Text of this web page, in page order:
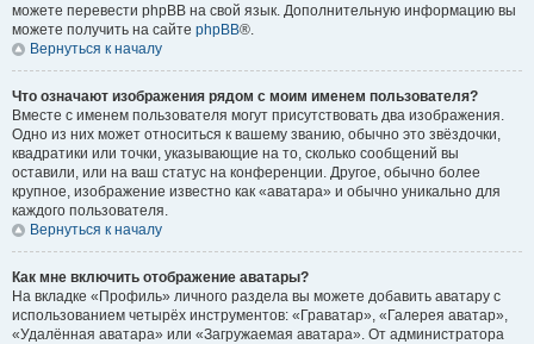
можете перевести phpBB на свой язык. Дополнительную информацию вы
можете получить на сайте phpBB®.
Вернуться к началу
Что означают изображения рядом с моим именем пользователя?
Вместе с именем пользователя могут присутствовать два изображения.
Одно из них может относиться к вашему званию, обычно это звёздочки,
квадратики или точки, указывающие на то, сколько сообщений вы
оставили, или на ваш статус на конференции. Другое, обычно более
крупное, изображение известно как «аватара» и обычно уникально для
каждого пользователя.
Вернуться к началу
Как мне включить отображение аватары?
На вкладке «Профиль» личного раздела вы можете добавить аватару с
использованием четырёх инструментов: «Граватар», «Галерея аватар»,
«Удалённая аватара» или «Загружаемая аватара». От администратора